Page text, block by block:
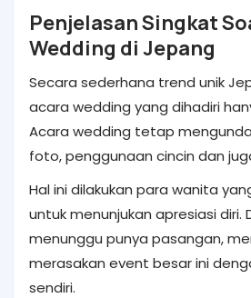
Penjelasan Singkat
Wedding di Jepang
Secara sederhana trend unik
acara wedding yang dihadiri
Acara wedding tetap
foto, penggunaan cincin dan
Hal ini dilakukan para wanita
untuk menunjukan apresiasi diri.
menunggu punya pasangan,
merasakan event besar ini
sendiri.